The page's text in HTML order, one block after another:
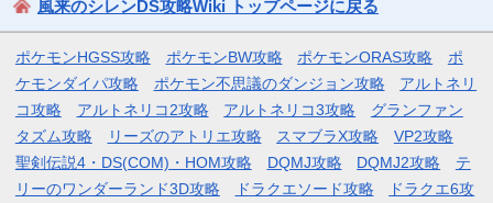
風来のシレンDS攻略Wiki トップページに戻る
ポケモンHGSS攻略 ポケモンBW攻略 ポケモンORAS攻略
ポ
ケモンダイパ攻略
ポケモン不思議のダンジョン攻略
アルトネリ
コ攻略
アルトネリコ2攻略 アルトネリコ3攻略
グランファン
タズム攻略
リーズのアトリエ攻略 スマブラX攻略
VP2攻略
聖剣伝説4・DS(COM)・HOM攻略
DQMJ攻略 DQMJ2攻略
テ
リーのワンダーランド3D攻略
ドラクエソード攻略
ドラクエ6攻